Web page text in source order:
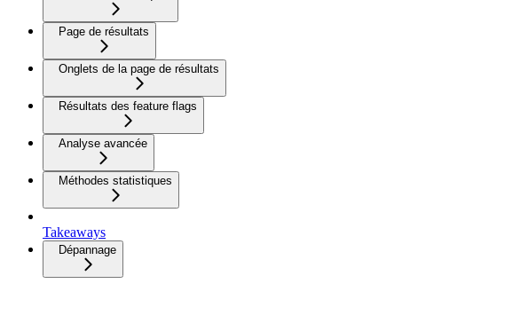
Page de résultats
Onglets de la page de résultats
Résultats des feature flags
Analyse avancée
Méthodes statistiques
Takeaways
Dépannage